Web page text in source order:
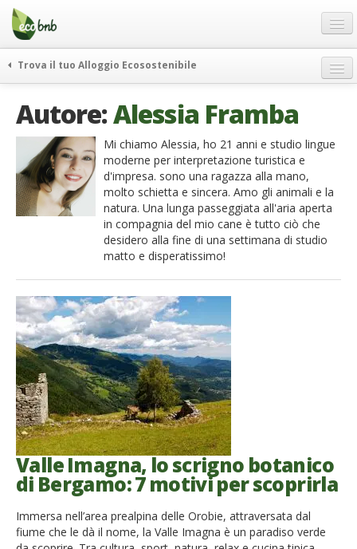
Menu
Salta
contenuto
Offerte Speciali
Regali
FAQ
Chi Siamo
Partner
German
English
Spanish
French
Italiano
Trova il tuo Alloggio Ecosostenibile
itinerari
curiosità
vivere e viaggiare verde
news ed eventi
ecohotel
rassegna stampa
Autore:Alessia Framba
Mi chiamo Alessia, ho 21 anni e studio lingue
moderne per interpretazione turistica e
d'impresa. sono una ragazza alla mano,
molto schietta e sincera. Amo gli animali e la
natura. Una lunga passeggiata all'aria aperta
in compagnia del mio cane è tutto ciò che
desidero alla fine di una settimana di studio
matto e disperatissimo!
Valle Imagna, lo scrigno botanico
di Bergamo: 7 motivi per scoprirla
Immersa nell’area prealpina delle Orobie, attraversata dal
fiume che le dà il nome, la Valle Imagna è un paradiso verde